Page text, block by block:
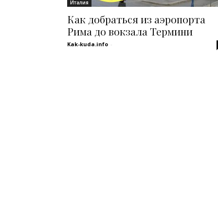
Италия
Как добраться из аэропорта
Рима до вокзала Термини
Kak-kuda.info -